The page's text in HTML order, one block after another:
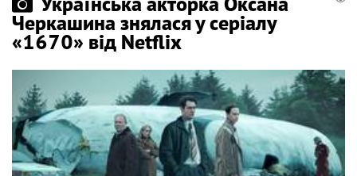
Черкашина знялася у серіалу
«1670» від Netflix